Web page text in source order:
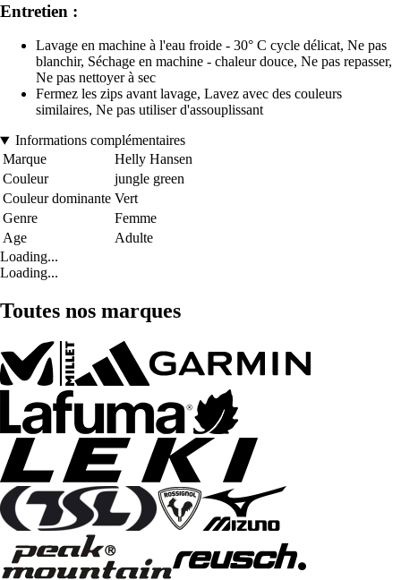
Entretien :
Lavage en machine à l'eau froide - 30° C cycle délicat, Ne pas
blanchir, Séchage en machine - chaleur douce, Ne pas repasser,
Ne pas nettoyer à sec
Fermez les zips avant lavage, Lavez avec des couleurs
similaires, Ne pas utiliser d'assouplissant
Informations complémentaires
Marque
Helly Hansen
Couleur
jungle green
Couleur dominante Vert
Genre
Femme
Age
Adulte
Loading...
Loading...
Toutes nos marques